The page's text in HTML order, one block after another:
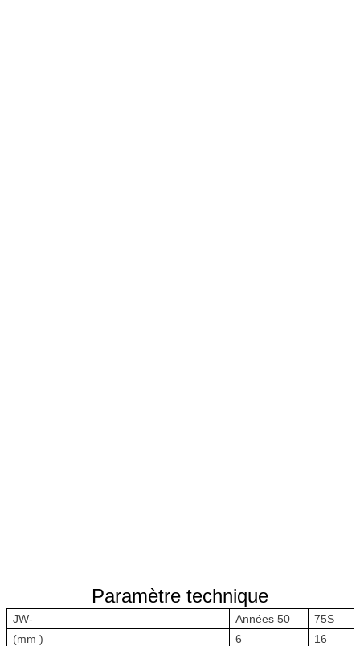
Paramètre technique
JW- Années 50
75S
(mm )
6 16